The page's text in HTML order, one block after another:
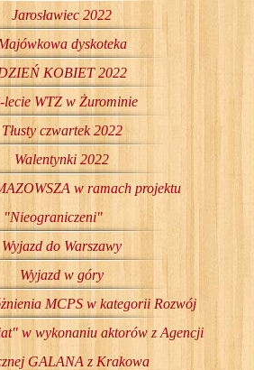
Jarosławiec 2022
dyskoteka
KOBIET 2022
lecie WTZ w Żurominie
Tłusty czwartek 2022
Walentynki 2022
w ramach projektu
"Nieograniczeni"
Wyjazd do Warszawy
Wyjazd w góry
MCPS w kategorii Rozwój
w wykonaniu aktorów z Agencji
GALANA z Krakowa